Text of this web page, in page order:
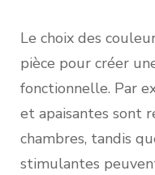
Le choix des
pièce pour créer
fonctionnelle. Par
et apaisantes sont
chambres, tandis
stimulantes